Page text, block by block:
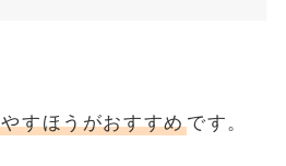
すほうがおすすめです。